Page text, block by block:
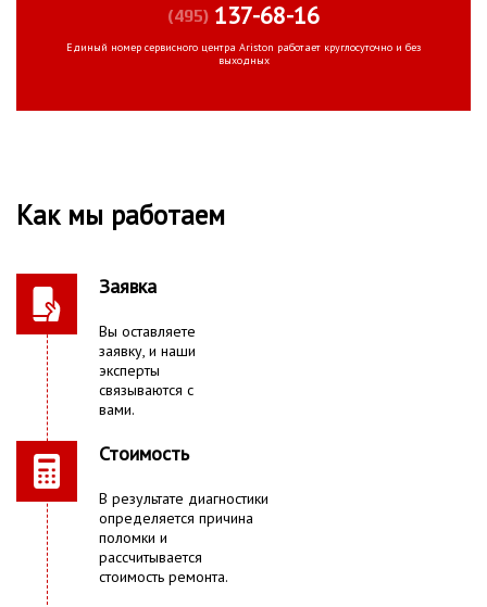
(495) 137-68-16
Единый номер сервисного центра Ariston работает круглосуточно и без
выходных
Как мы работаем
Заявка
Вы оставляете
заявку, и наши
эксперты
связываются с
вами.
Стоимость
В результате диагностики
определяется причина
поломки и
рассчитывается
стоимость ремонта.